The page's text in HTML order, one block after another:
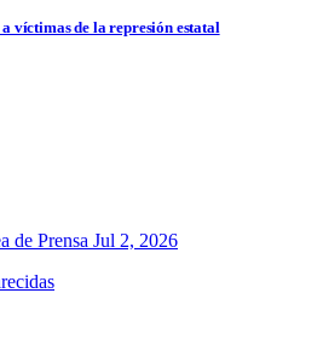
víctimas de la represión estatal
de Prensa Jul 2, 2026